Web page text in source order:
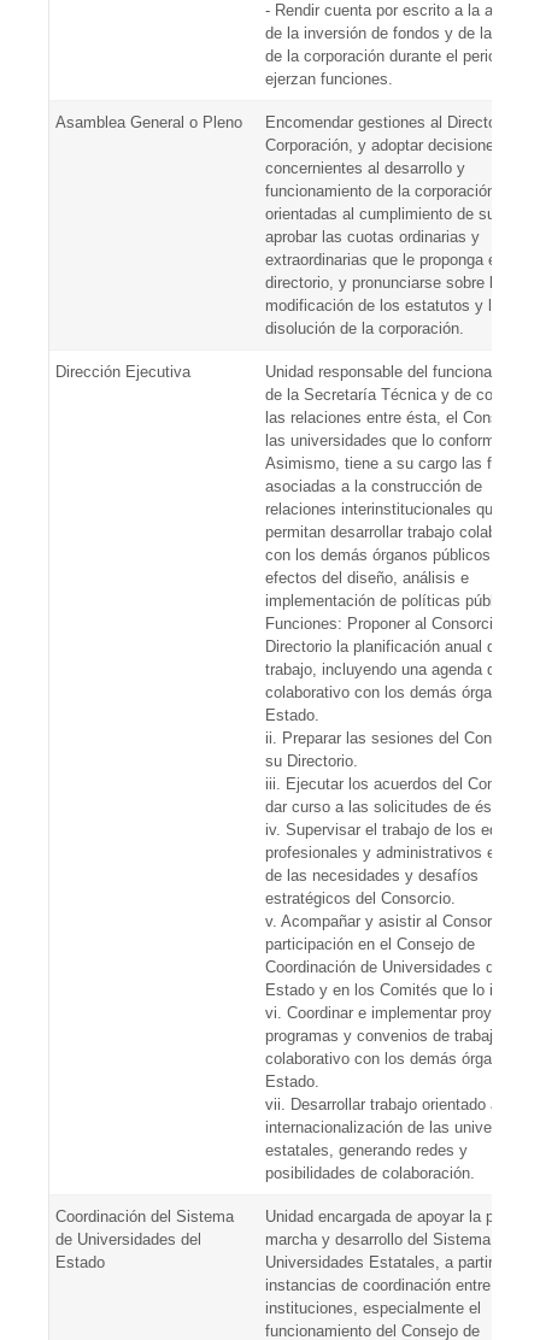
- Rendir cuenta por escrito a la
de la inversión de fondos y de la
de la corporación durante el periodo
ejerzan funciones.
Asamblea General o Pleno
Encomendar gestiones al Directorio de
Corporación, y adoptar decisiones
concernientes al desarrollo y
funcionamiento de la corporación
orientadas al cumplimiento de su
aprobar las cuotas ordinarias y
extraordinarias que le proponga el
directorio, y pronunciarse sobre la
modificación de los estatutos y la
disolución de la corporación.
Dirección Ejecutiva
Unidad responsable del funcionamiento
de la Secretaría Técnica y de coordinar
las relaciones entre ésta, el Consorcio
las universidades que lo conforman.
Asimismo, tiene a su cargo las
asociadas a la construcción de
relaciones interinstitucionales que
permitan desarrollar trabajo
con los demás órganos públicos, para
efectos del diseño, análisis e
implementación de políticas públicas.
Funciones: Proponer al Consorcio y su
Directorio la planificación anual del
trabajo, incluyendo una agenda de
colaborativo con los demás órganos
Estado.
ii. Preparar las sesiones del Consorcio
su Directorio.
iii. Ejecutar los acuerdos del
dar curso a las solicitudes de éste.
iv. Supervisar el trabajo de los equipos
profesionales y administrativos en
de las necesidades y desafíos
estratégicos del Consorcio.
v. Acompañar y asistir al Consorcio en
participación en el Consejo de
Coordinación de Universidades del
Estado y en los Comités que lo
vi. Coordinar e implementar proyectos,
programas y convenios de trabajo
colaborativo con los demás órganos
Estado.
vii. Desarrollar trabajo orientado a la
internacionalización de las
estatales, generando redes y
posibilidades de colaboración.
Coordinación del Sistema
de Universidades del
Estado
Unidad encargada de apoyar la puesta
marcha y desarrollo del Sistema de
Universidades Estatales, a partir de las
instancias de coordinación entre
instituciones, especialmente el
funcionamiento del Consejo de